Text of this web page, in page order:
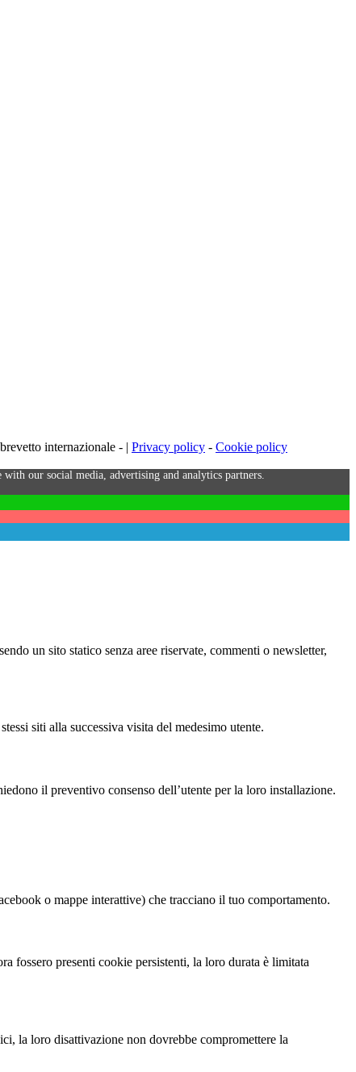
internazionale - | Privacy policy - Cookie policy
our social media, advertising and analytics partners.
un sito statico senza aree riservate, commenti o newsletter,
siti alla successiva visita del medesimo utente.
il preventivo consenso dell’utente per la loro installazione.
o mappe interattive) che tracciano il tuo comportamento.
fossero presenti cookie persistenti, la loro durata è limitata
la loro disattivazione non dovrebbe compromettere la